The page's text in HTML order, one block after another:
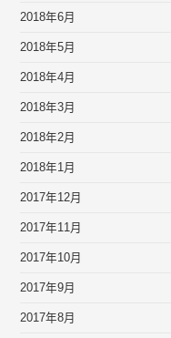
2018年6月
2018年5月
2018年4月
2018年3月
2018年2月
2018年1月
2017年12月
2017年11月
2017年10月
2017年9月
2017年8月